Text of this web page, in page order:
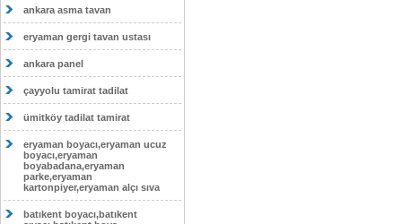
ankara asma tavan
eryaman gergi tavan ustası
ankara panel
çayyolu tamirat tadilat
ümitköy tadilat tamirat
eryaman boyacı,eryaman ucuz
boyacı,eryaman
boyabadana,eryaman
parke,eryaman
kartonpiyer,eryaman alçı sıva
batıkent boyacı,batıkent